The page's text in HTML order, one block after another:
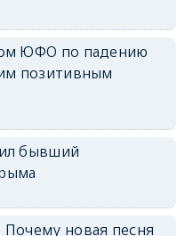
ЮФО по падению
позитивным
бывший
новая песня